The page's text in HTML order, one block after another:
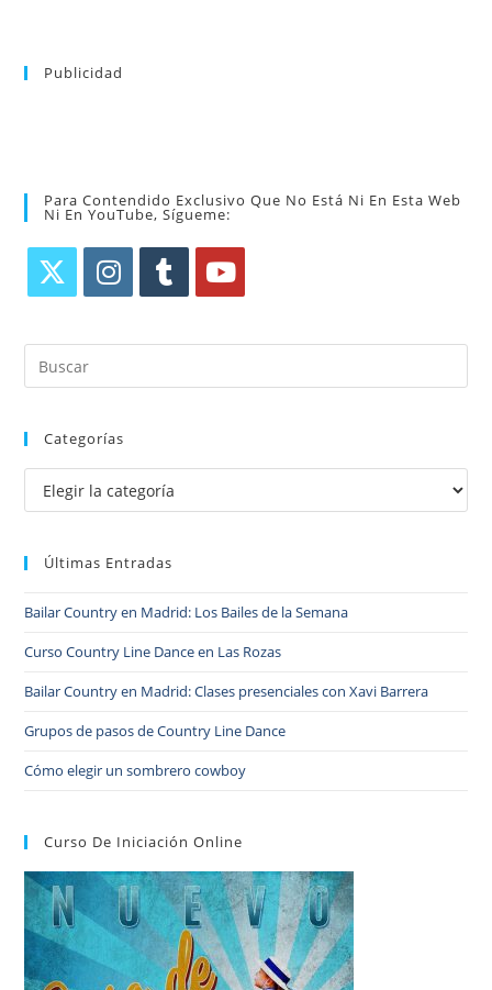
Publicidad
Para Contendido Exclusivo Que No Está Ni En Esta Web
Ni En YouTube, Sígueme:
Categorías
Últimas Entradas
Bailar Country en Madrid: Los Bailes de la Semana
Curso Country Line Dance en Las Rozas
Bailar Country en Madrid: Clases presenciales con Xavi Barrera
Grupos de pasos de Country Line Dance
Cómo elegir un sombrero cowboy
Curso De Iniciación Online